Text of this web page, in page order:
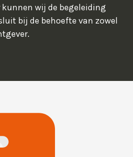
wij de begeleiding
bij de behoefte van zowel